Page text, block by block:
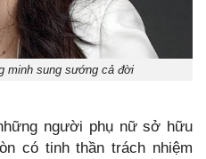
minh sung sướng cả đời
người phụ nữ sở hữu
có tinh thần trách nhiệm